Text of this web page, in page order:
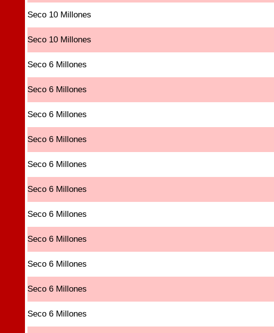
Seco 10 Millones
Seco 10 Millones
Seco 6 Millones
Seco 6 Millones
Seco 6 Millones
Seco 6 Millones
Seco 6 Millones
Seco 6 Millones
Seco 6 Millones
Seco 6 Millones
Seco 6 Millones
Seco 6 Millones
Seco 6 Millones